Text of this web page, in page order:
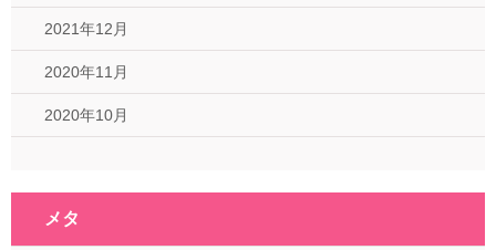
2021年12月
2020年11月
2020年10月
メタ